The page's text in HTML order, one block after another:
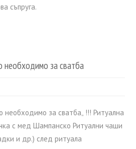
съпруга.
необходимо за сватба
необходимо за сватба„ !!! Ритуална
с мед Шампанско Ритуални чаши
и др.) след ритуала